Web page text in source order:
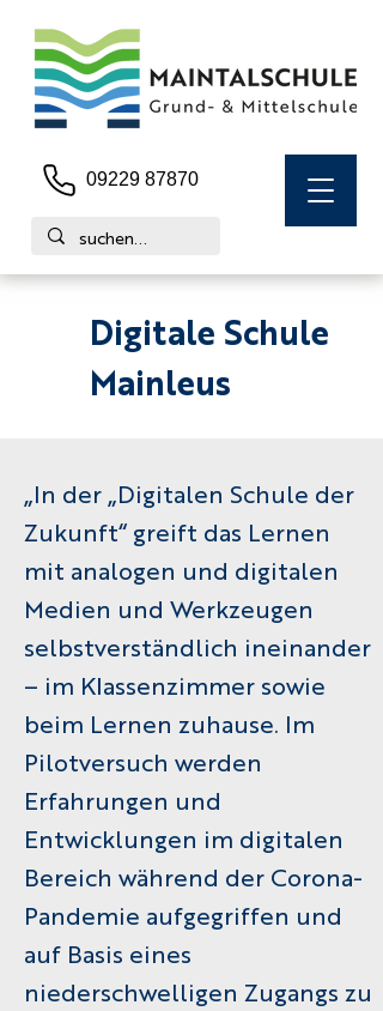
09229 87870
Digitale Schule
Mainleus
„In der „Digitalen Schule der
Zukunft“ greift das Lernen
mit analogen und digitalen
Medien und Werkzeugen
selbstverständlich ineinander
– im Klassenzimmer sowie
beim Lernen zuhause. Im
Pilotversuch werden
Erfahrungen und
Entwicklungen im digitalen
Bereich während der Corona-
Pandemie aufgegriffen und
auf Basis eines
niederschwelligen Zugangs zu